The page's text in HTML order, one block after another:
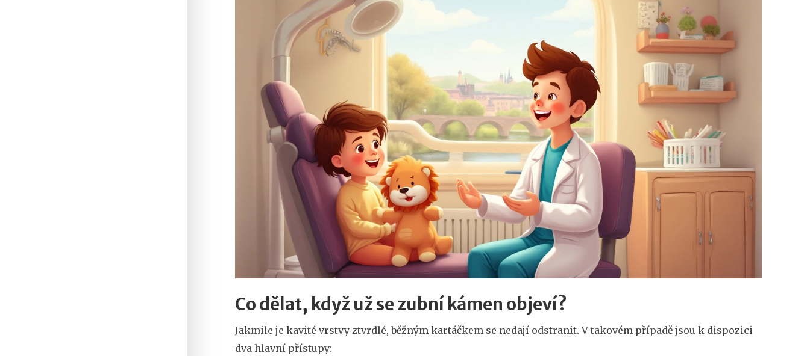
Co dělat, když už se zubní kámen objeví?
Jakmile je kavité vrstvy ztvrdlé, běžným kartáčkem se nedají odstranit. V takovém případě jsou k dispozici
dva hlavní přístupy: